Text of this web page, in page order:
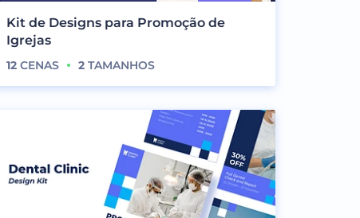
Kit de Designs para Promoção de
Igrejas
12CENAS 2TAMANHOS